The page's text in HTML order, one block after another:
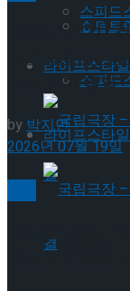
스피드
라이프스타일
국립극장 –
쇼트트
스피드
라이프스타일
[현장스케치]
아, 2026 ISU
이팅 경기 결과
by박지민
2026년 07월 19일
[현장스케치]
견선수 선발전